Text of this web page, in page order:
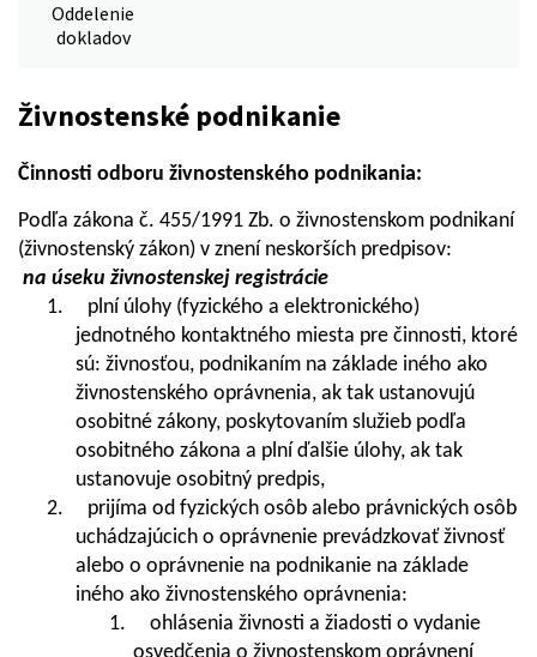
Oddelenie
dokladov
Živnostenské podnikanie
Činnosti odboru živnostenského podnikania:
Podľa zákona č. 455/1991 Zb. o živnostenskom podnikaní
(živnostenský zákon) v znení neskorších predpisov:
na úseku živnostenskej registrácie
1. plní úlohy (fyzického a elektronického)
jednotného kontaktného miesta pre činnosti, ktoré
sú: živnosťou, podnikaním na základe iného ako
živnostenského oprávnenia, ak tak ustanovujú
osobitné zákony, poskytovaním služieb podľa
osobitného zákona a plní ďalšie úlohy, ak tak
ustanovuje osobitný predpis,
2. prijíma od fyzických osôb alebo právnických osôb
uchádzajúcich o oprávnenie prevádzkovať živnosť
alebo o oprávnenie na podnikanie na základe
iného ako živnostenského oprávnenia:
1. ohlásenia živnosti a žiadosti o vydanie